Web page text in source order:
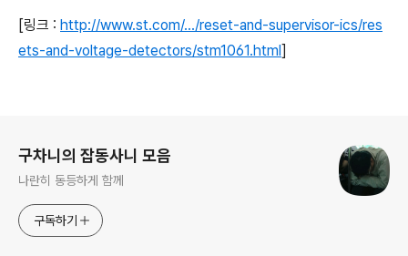
[링크 : http://www.st.com/.../reset-and-supervisor-ics/res
ets-and-voltage-detectors/stm1061.html]
구차니의 잡동사니 모음
나란히 동등하게 함께
구독하기